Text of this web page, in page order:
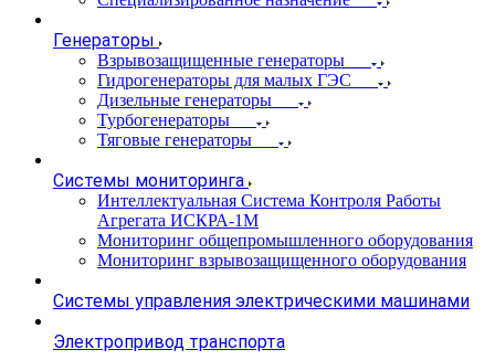
Генераторы
Взрывозащищенные генераторы
Гидрогенераторы для малых ГЭС
Дизельные генераторы
Турбогенераторы
Тяговые генераторы
Системы мониторинга
Интеллектуальная Система Контроля Работы
Агрегата ИСКРА-1М
Мониторинг общепромышленного оборудования
Мониторинг взрывозащищенного оборудования
Системы управления электрическими машинами
Электропривод транспорта